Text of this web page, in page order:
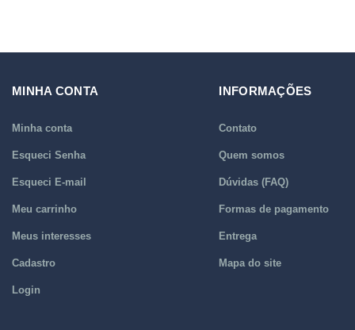
MINHA CONTA
Minha conta
Esqueci Senha
Esqueci E-mail
Meu carrinho
Meus interesses
Cadastro
Login
INFORMAÇÕES
Contato
Quem somos
Dúvidas (FAQ)
Formas de pagamento
Entrega
Mapa do site